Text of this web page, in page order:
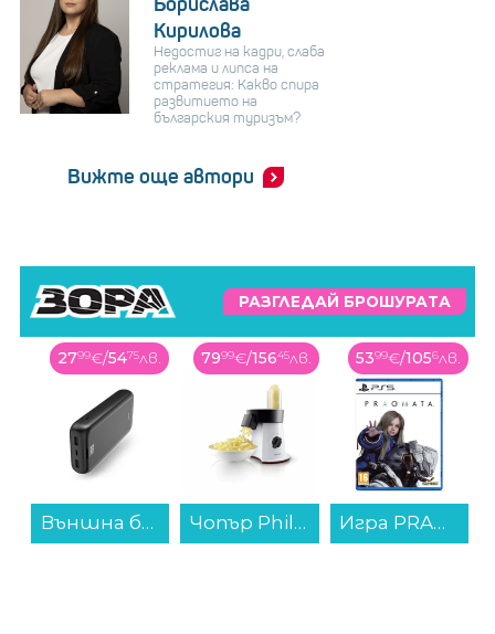
Кирилова
Недостиг на кадри, слаба
реклама и липса на
стратегия: Какво спира
развитието на
българския туризъм?
Вижте още автори
РАЗГЛЕДАЙ БРОШУРАТА
2799€/5475лв.
Външна батерия Hama 201711 Performance 24 24000 mAh...
7999€/15645лв.
Чопър Philips HR1388/80 , 200 W...
5399€/1056лв.
Игра PRAGMATA (PS5)...